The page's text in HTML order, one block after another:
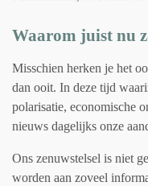
Waarom juist nu
Misschien herken je het
dan ooit. In deze tijd
polarisatie, economische
nieuws dagelijks onze
Ons zenuwstelsel is niet
worden aan zoveel